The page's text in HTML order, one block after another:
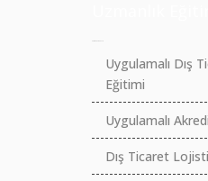
Uygulamalı Dış
Eğitimi
Uygulamalı
Dış Ticaret